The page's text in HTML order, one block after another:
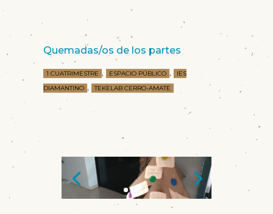
Quemadas/os de los partes
1 CUATRIMESTRE , ESPACIO PÚBLICO ,
IES
DIAMANTINO , TEKELAB CERRO-AMATE